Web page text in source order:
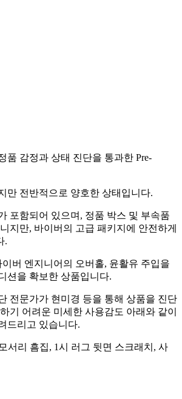
품 감정과 상태 진단을 통과한 Pre-
만 전반적으로 양호한 상태입니다.
포함되어 있으며, 정품 박스 및 부속품
지만, 바이버의 고급 패키지에 안전하게
.
버 엔지니어의 오버홀, 윤활유 주입을
션을 확보한 상품입니다.
전문가가 현미경 등을 통해 상품을 진단
기 어려운 미세한 사용감도 아래와 같이
드리고 있습니다.
서리 흠집, 1시 러그 뒷면 스크래치, 사